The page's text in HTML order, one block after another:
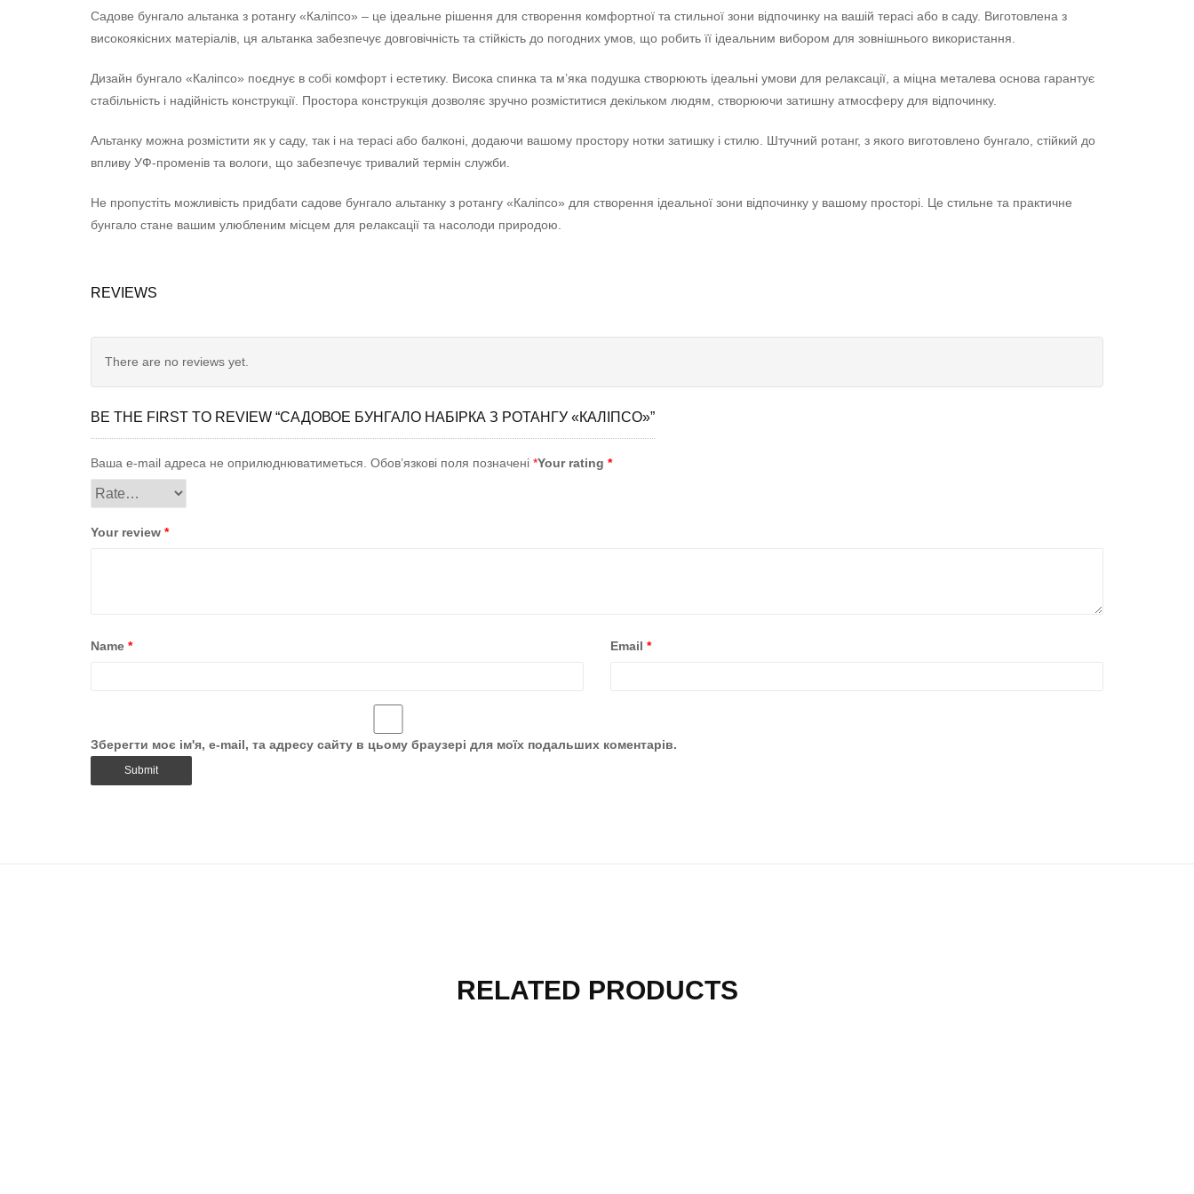
Садове бунгало альтанка з ротангу «Каліпсо» – це ідеальне рішення для створення комфортної та стильної зони відпочинку на вашій терасі або в саду. Виготовлена з
високоякісних матеріалів, ця альтанка забезпечує довговічність та стійкість до погодних умов, що робить її ідеальним вибором для зовнішнього використання.
Дизайн бунгало «Каліпсо» поєднує в собі комфорт і естетику. Висока спинка та м’яка подушка створюють ідеальні умови для релаксації, а міцна металева основа гарантує
стабільність і надійність конструкції. Простора конструкція дозволяє зручно розміститися декільком людям, створюючи затишну атмосферу для відпочинку.
Альтанку можна розмістити як у саду, так і на терасі або балконі, додаючи вашому простору нотки затишку і стилю. Штучний ротанг, з якого виготовлено бунгало, стійкий до
впливу УФ-променів та вологи, що забезпечує тривалий термін служби.
Не пропустіть можливість придбати садове бунгало альтанку з ротангу «Каліпсо» для створення ідеальної зони відпочинку у вашому просторі. Це стильне та практичне
бунгало стане вашим улюбленим місцем для релаксації та насолоди природою.
REVIEWS
There are no reviews yet.
BE THE FIRST TO REVIEW “САДОВОЕ БУНГАЛО НАБІРКА З РОТАНГУ «КАЛІПСО»”
Ваша e-mail адреса не оприлюднюватиметься. Обов’язкові поля позначені *Your rating *
Your review *
Name * Email *
Зберегти моє ім'я, e-mail, та адресу сайту в цьому браузері для моїх подальших коментарів.
RELATED PRODUCTS